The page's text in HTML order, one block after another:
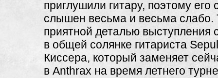
приглушили гитару, поэтому его
слышен весьма и весьма слабо.
приятной деталью выступления
в общей солянке гитариста
Киссера, который заменяет
в Anthrax на время летнего